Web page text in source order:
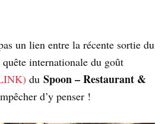
un lien entre la récente sortie du
internationale du goût
du Spoon – Restaurant &
d’y penser !